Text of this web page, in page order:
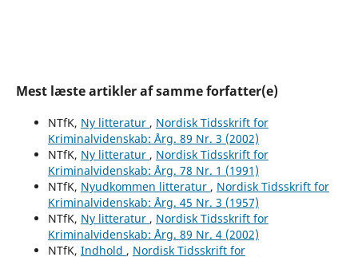
Mest læste artikler af samme forfatter(e)
NTfK, Ny litteratur , Nordisk Tidsskrift for
Kriminalvidenskab: Årg. 89 Nr. 3 (2002)
NTfK, Ny litteratur , Nordisk Tidsskrift for
Kriminalvidenskab: Årg. 78 Nr. 1 (1991)
NTfK, Nyudkommen litteratur , Nordisk Tidsskrift for
Kriminalvidenskab: Årg. 45 Nr. 3 (1957)
NTfK, Ny litteratur , Nordisk Tidsskrift for
Kriminalvidenskab: Årg. 89 Nr. 4 (2002)
NTfK, Indhold , Nordisk Tidsskrift for